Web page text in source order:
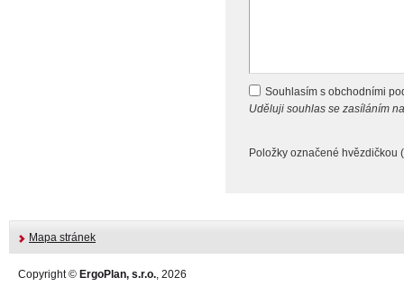
Souhlasím s obchodními
Uděluji souhlas se zasíláním
Položky označené hvězdičkou (
Mapa stránek
Copyright © ErgoPlan, s.r.o., 2026